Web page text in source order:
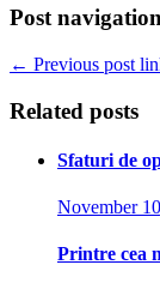
Post
← Previous post
Related posts
Sfaturi de
November
Printre cea